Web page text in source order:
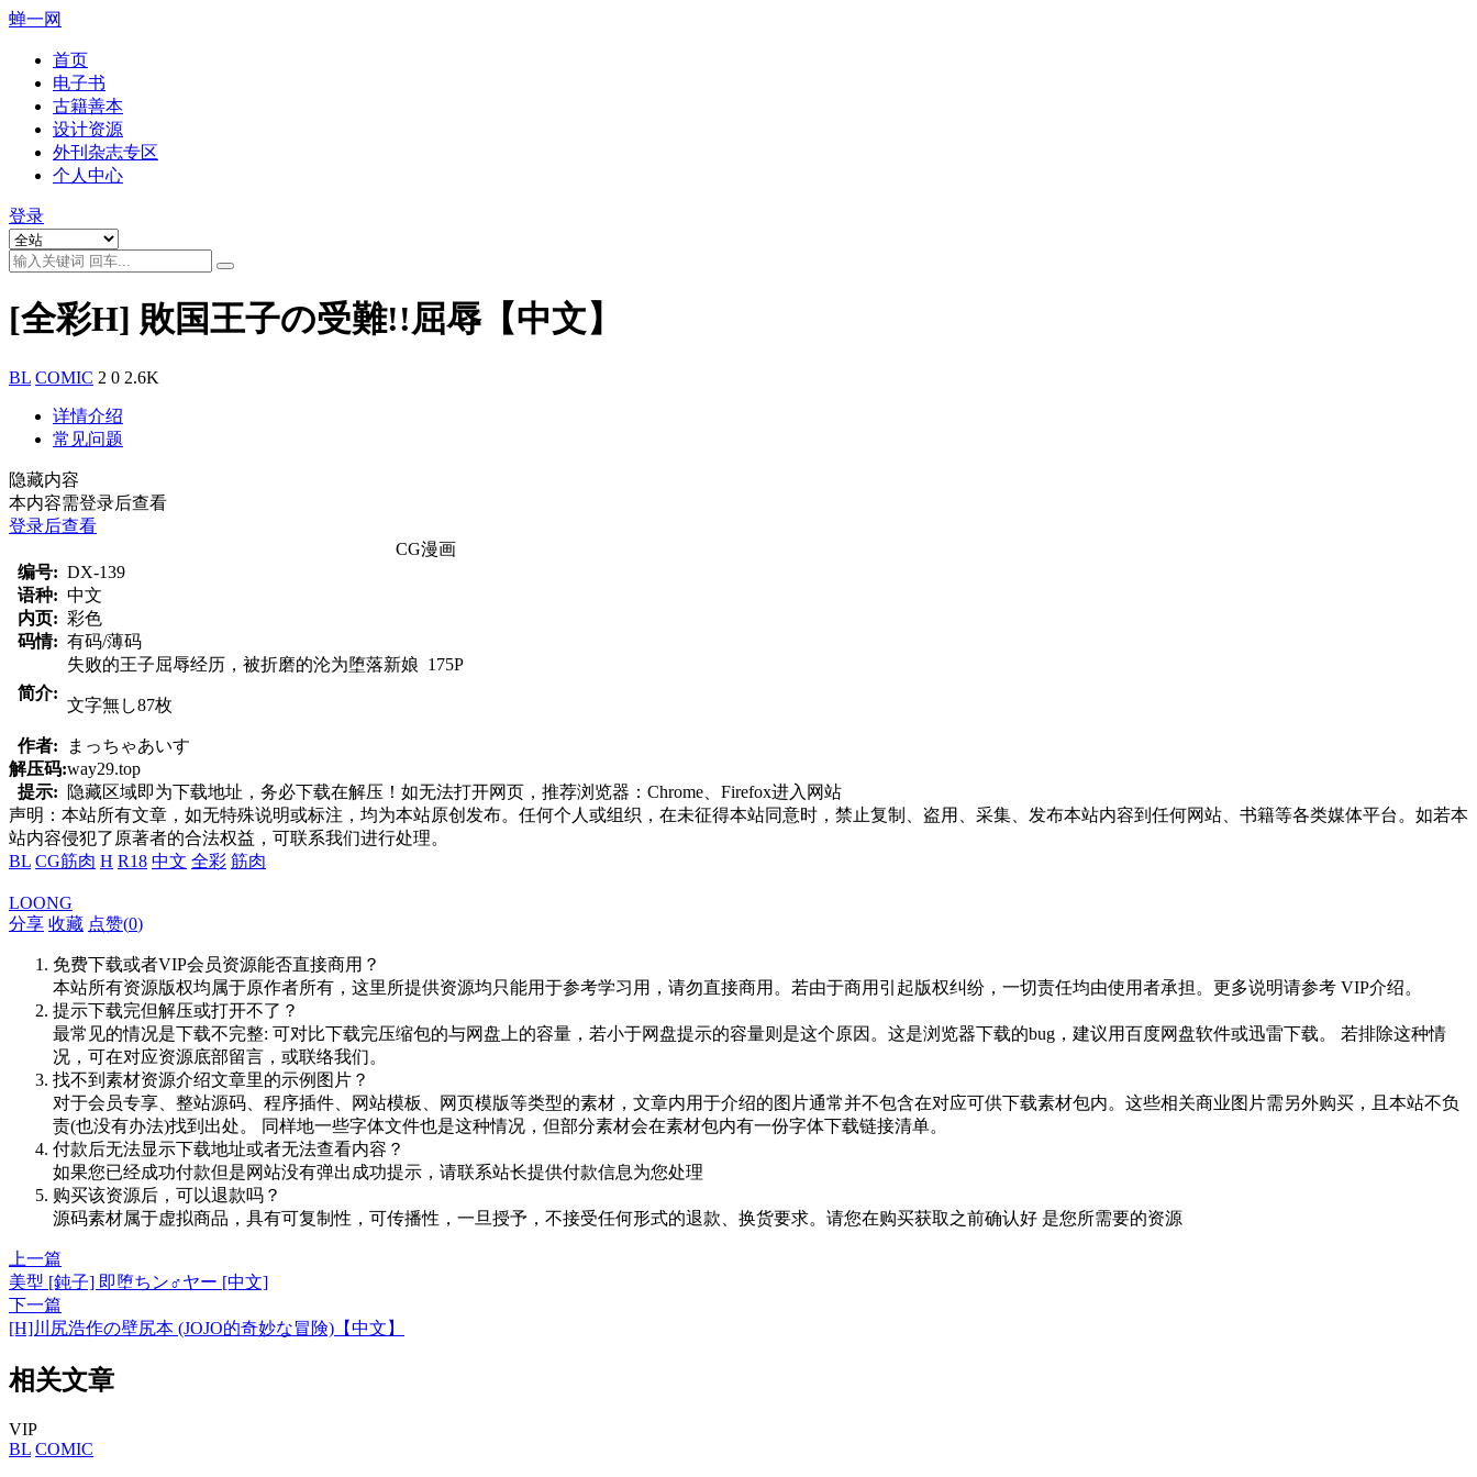
蝉一网
首页
电子书
古籍善本
设计资源
外刊杂志专区
个人中心
登录
[全彩H] 敗国王子の受難!!屈辱【中文】
BL COMIC 2 0 2.6K
详情介绍
常见问题
隐藏内容
本内容需登录后查看
登录后查看
CG漫画
编号: DX-139
语种: 中文
内页: 彩色
码情: 有码/薄码
简介:
失败的王子屈辱经历，被折磨的沦为堕落新娘 175P
文字無し87枚
作者:
まっちゃあいす
解压码:way29.top
提示:
隐藏区域即为下载地址，务必下载在解压！如无法打开网页，推荐浏览器：Chrome、Firefox进入网站
声明：本站所有文章，如无特殊说明或标注，均为本站原创发布。任何个人或组织，在未征得本站同意时，禁止复制、盗用、采集、发布本站内容到任何网站、书籍等各类媒体平台。如若本
站内容侵犯了原著者的合法权益，可联系我们进行处理。
BL CG筋肉 H R18 中文 全彩 筋肉
LOONG
分享 收藏 点赞(0)
免费下载或者VIP会员资源能否直接商用？
本站所有资源版权均属于原作者所有，这里所提供资源均只能用于参考学习用，请勿直接商用。若由于商用引起版权纠纷，一切责任均由使用者承担。更多说明请参考 VIP介绍。
提示下载完但解压或打开不了？
最常见的情况是下载不完整: 可对比下载完压缩包的与网盘上的容量，若小于网盘提示的容量则是这个原因。这是浏览器下载的bug，建议用百度网盘软件或迅雷下载。 若排除这种情
况，可在对应资源底部留言，或联络我们。
找不到素材资源介绍文章里的示例图片？
对于会员专享、整站源码、程序插件、网站模板、网页模版等类型的素材，文章内用于介绍的图片通常并不包含在对应可供下载素材包内。这些相关商业图片需另外购买，且本站不负
责(也没有办法)找到出处。 同样地一些字体文件也是这种情况，但部分素材会在素材包内有一份字体下载链接清单。
付款后无法显示下载地址或者无法查看内容？
如果您已经成功付款但是网站没有弹出成功提示，请联系站长提供付款信息为您处理
购买该资源后，可以退款吗？
源码素材属于虚拟商品，具有可复制性，可传播性，一旦授予，不接受任何形式的退款、换货要求。请您在购买获取之前确认好 是您所需要的资源
上一篇
美型 [鈍子] 即堕ちン♂ヤー [中文]
下一篇
[H]川尻浩作の壁尻本 (JOJO的奇妙な冒険)【中文】
相关文章
VIP
BL COMIC